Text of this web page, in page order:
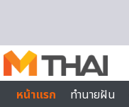
หน้าแรก
ทำนายฝัน